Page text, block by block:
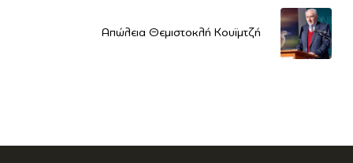
Απώλεια Θεμιστοκλή Κουϊμτζή